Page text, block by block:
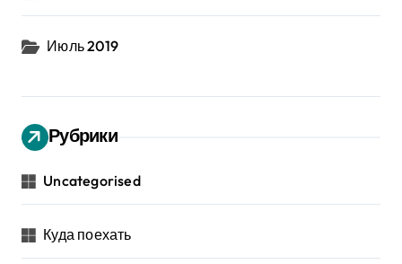
Июль 2019
Рубрики
Uncategorised
Куда поехать